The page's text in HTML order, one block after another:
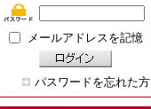
メールアドレスを記憶
パスワードを忘れた方